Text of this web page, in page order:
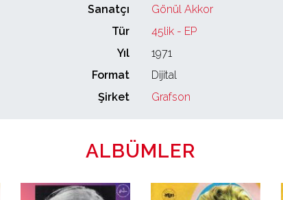
Sanatçı
Gönül Akkor
Tür
45lik - EP
Yıl
1971
Format
Dijital
Şirket
Grafson
ALBÜMLER